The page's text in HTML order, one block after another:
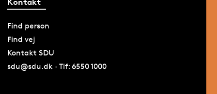
Find person
Find vej
Kontakt SDU
sdu@sdu.dk · Tlf: 6550 1000